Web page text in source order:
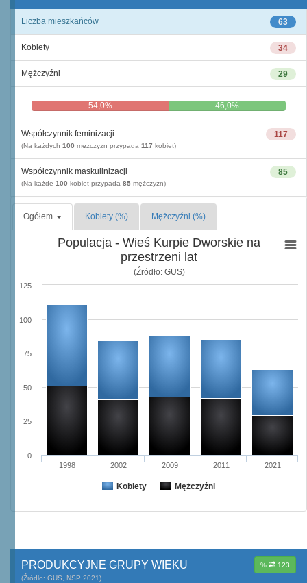
63
Liczba mieszkańców
34
Kobiety
29
Mężczyźni
54,0% 46,0%
117
Współczynnik feminizacji
(Na każdych 100 mężczyzn przypada 117 kobiet)
85
Współczynnik maskulinizacji
(Na każde 100 kobiet przypada 85 mężczyzn)
Ogółem Kobiety (%) Mężczyźni (%)
Populacja - Wieś Kurpie Dworskie na
przestrzeni lat
(Źródło: GUS)
Kobiety Mężczyźni
1998 2002 2009 2011 2021
0
25
50
75
100
125
% 123
PRODUKCYJNE GRUPY WIEKU
(Źródło: GUS, NSP 2021)